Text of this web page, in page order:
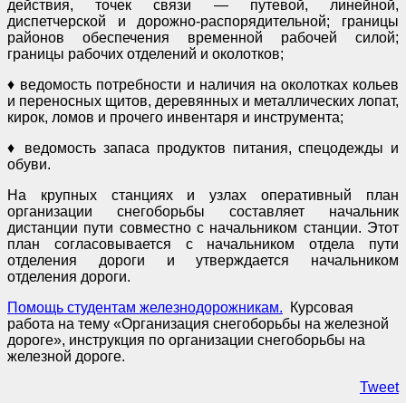
действия, точек связи — путевой, линейной,
диспетчерской и дорожно-распорядительной; границы
районов обеспечения временной рабочей силой;
границы рабочих отделений и околотков;
♦ ведомость потребности и наличия на околотках кольев
и переносных щитов, деревянных и металлических лопат,
кирок, ломов и прочего инвентаря и инструмента;
♦ ведомость запаса продуктов питания, спецодежды и
обуви.
На крупных станциях и узлах оперативный план
организации снегоборьбы составляет начальник
дистанции пути совместно с начальником станции. Этот
план согласовывается с начальником отдела пути
отделения дороги и утверждается начальником
отделения дороги.
Помощь студентам железнодорожникам. Курсовая
работа на тему «Организация снегоборьбы на железной
дороге», инструкция по организации снегоборьбы на
железной дороге.
Tweet